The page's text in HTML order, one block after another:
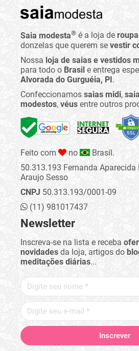
Saia modesta® é a loja de
donzelas que querem se vestir
Nossa loja de saias e vestidos
para todo o Brasil e entrega
Alvorada do Gurguéia, PI.
Confeccionamos saias midi,
modestos, véus entre outros
Feito com no
Brasil.
50.313.193 Fernanda Aparecida
Araujo Sesso
CNPJ 50.313.193/0001-09
(11) 981017437
Newsletter
Inscreva-se na lista e receba
novidades da loja, artigos do
meditações diárias...